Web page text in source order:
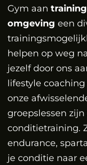
Gym aan
omgeving een
helpen op weg
jezelf door ons
lifestyle
onze
groepslessen
conditietraining.
endurance,
je conditie naar